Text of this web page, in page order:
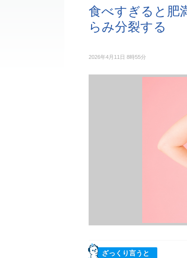
食べすぎると肥
らみ分裂する
2026年4月11日 8時55分
ざっくり言うと